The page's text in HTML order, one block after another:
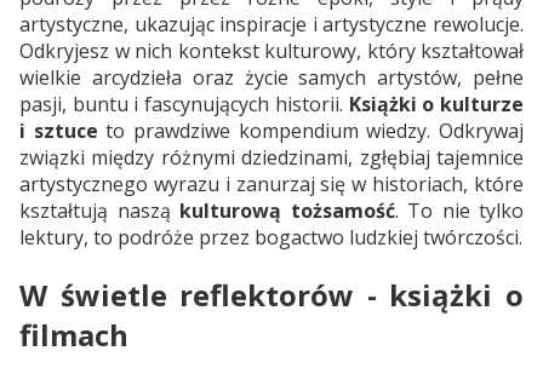
artystyczne, ukazując inspiracje i artystyczne rewolucje.
Odkryjesz w nich kontekst kulturowy, który kształtował
wielkie arcydzieła oraz życie samych artystów, pełne
pasji, buntu i fascynujących historii. Książki o kulturze
i sztuce to prawdziwe kompendium wiedzy. Odkrywaj
związki między różnymi dziedzinami, zgłębiaj tajemnice
artystycznego wyrazu i zanurzaj się w historiach, które
kształtują naszą kulturową tożsamość. To nie tylko
lektury, to podróże przez bogactwo ludzkiej twórczości.
W świetle reflektorów - książki o
filmach